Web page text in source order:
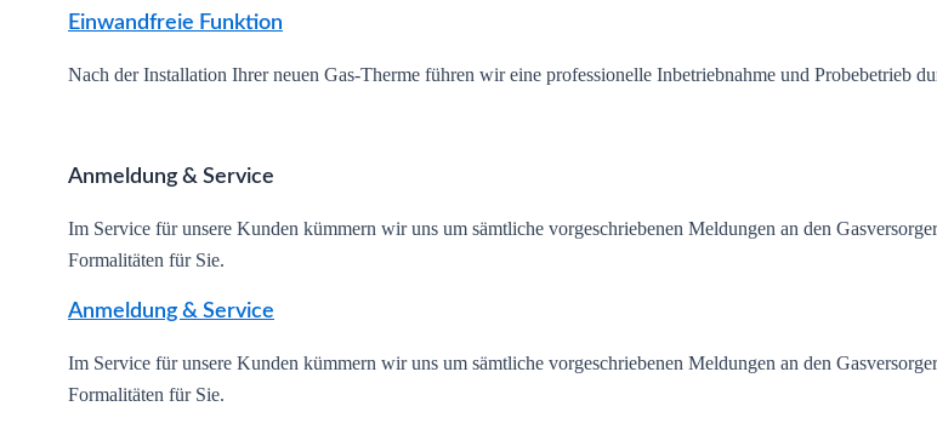
Einwandfreie Funktion
Nach der Installation Ihrer neuen Gas-Therme führen wir eine professionelle Inbetriebnahme und Probebetrieb
Anmeldung & Service
Im Service für unsere Kunden kümmern wir uns um sämtliche vorgeschriebenen Meldungen an den
Formalitäten für Sie.
Anmeldung & Service
Im Service für unsere Kunden kümmern wir uns um sämtliche vorgeschriebenen Meldungen an den
Formalitäten für Sie.